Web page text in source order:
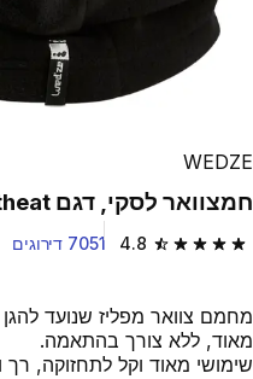
WEDZE
חמצוואר לסקי, דגם Firstheat - שחור
4.8 4.8 out of 5 stars from 7051 reviews 7051 דירוגים
מחמם צוואר מפליז שנועד
מאוד, ללא צורך בהתאמה.
שימושי מאוד וקל לתחזוקה,